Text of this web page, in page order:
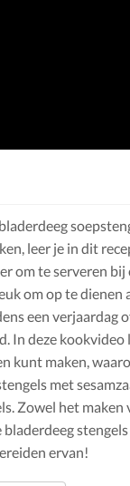
leer je in dit
om te serveren bij
om op te dienen
een verjaardag
In deze kookvideo
kunt maken,
met
Zowel het maken
bladerdeeg
ervan!